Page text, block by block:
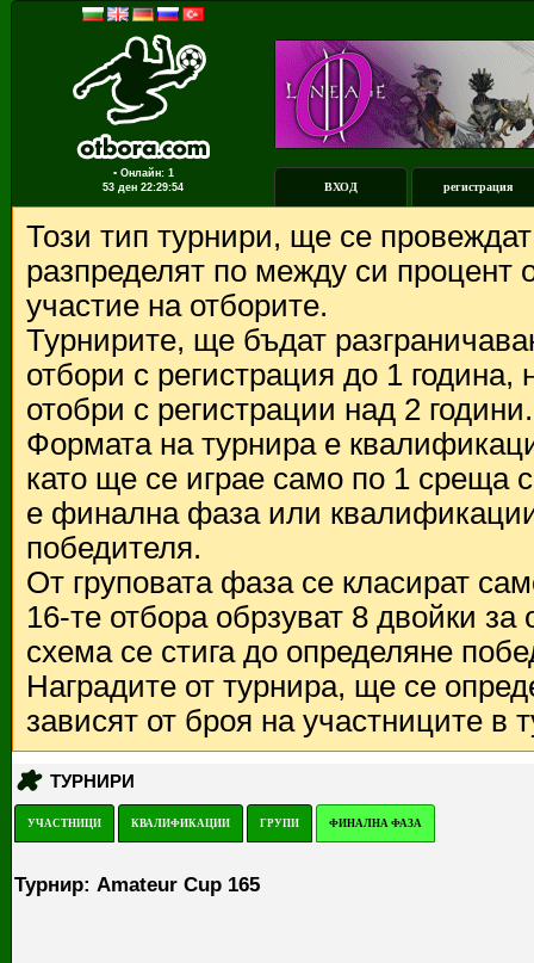
▪ Онлайн: 1
53 ден 22:29:54 ВХОД регистрация
Този тип турнири, ще се
разпределят по между си процент
участие на отборите.
Турнирите, ще бъдат
отбори с регистрация до 1
отобри с регистрации над 2 години.
Формата на турнира е
като ще се играе само по 1 среща
е финална фаза или
победителя.
От груповата фаза се класират
16-те отбора обрзуват 8 двойки
схема се стига до определяне
Наградите от турнира, ще се
зависят от броя на участниците в
ТУРНИРИ
УЧАСТНИЦИ КВАЛИФИКАЦИИ ГРУПИ ФИНАЛНА ФАЗА
Турнир: Amateur Cup 165